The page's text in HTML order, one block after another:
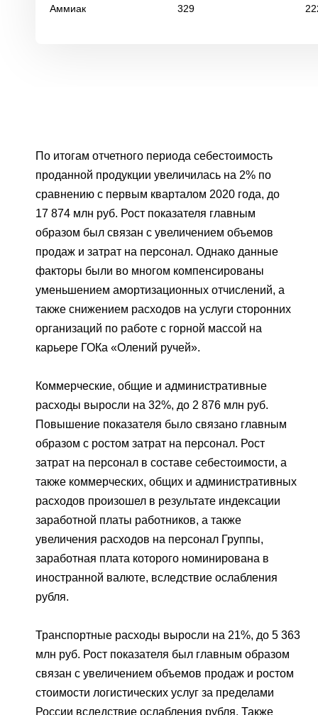
Аммиак 329
По итогам отчетного периода себестоимость
проданной продукции увеличилась на 2% по
сравнению с первым кварталом 2020 года, до
17 874 млн руб. Рост показателя главным
образом был связан с увеличением объемов
продаж и затрат на персонал. Однако данные
факторы были во многом компенсированы
уменьшением амортизационных отчислений, а
также снижением расходов на услуги сторонних
организаций по работе с горной массой на
карьере ГОКа «Олений ручей».
Коммерческие, общие и административные
расходы выросли на 32%, до 2 876 млн руб.
Повышение показателя было связано главным
образом с ростом затрат на персонал. Рост
затрат на персонал в составе себестоимости, а
также коммерческих, общих и административных
расходов произошел в результате индексации
заработной платы работников, а также
увеличения расходов на персонал Группы,
заработная плата которого номинирована в
иностранной валюте, вследствие ослабления
рубля.
Транспортные расходы выросли на 21%, до 5 363
млн руб. Рост показателя был главным образом
связан с увеличением объемов продаж и ростом
стоимости логистических услуг за пределами
России вследствие ослабления рубля. Также